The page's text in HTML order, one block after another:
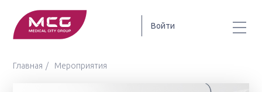
Войти
Главная Мероприятия